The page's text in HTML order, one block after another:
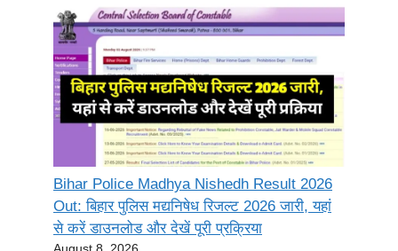
Bihar Police Madhya Nishedh Result 2026
Out: बिहार पुलिस मद्यनिषेध रिजल्ट 2026 जारी, यहां
से करें डाउनलोड और देखें पूरी प्रक्रिया